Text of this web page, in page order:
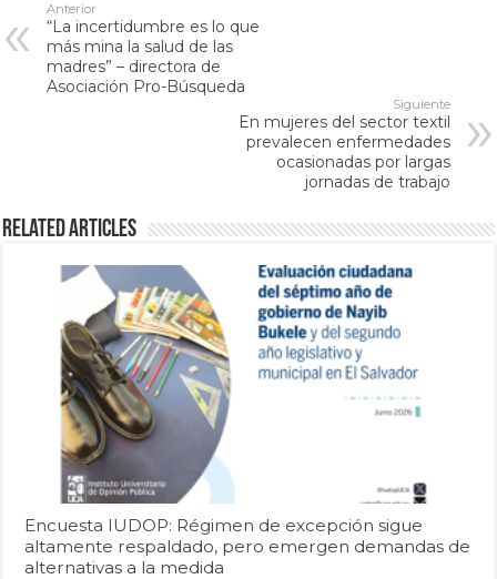
Anterior
“La incertidumbre es lo que
más mina la salud de las
madres” – directora de
Asociación Pro-Búsqueda
Siguiente
En mujeres del sector textil
prevalecen enfermedades
ocasionadas por largas
jornadas de trabajo
Related Articles
Encuesta IUDOP: Régimen de excepción sigue
altamente respaldado, pero emergen demandas de
alternativas a la medida